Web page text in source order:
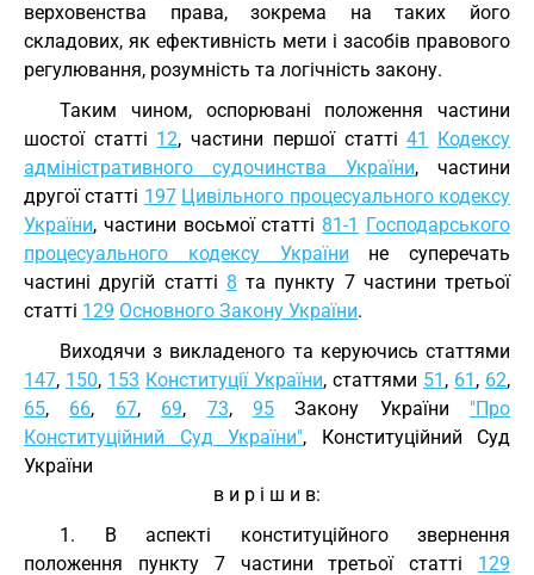
верховенства права, зокрема на таких його
складових, як ефективність мети і засобів правового
регулювання, розумність та логічність закону.
Таким чином, оспорювані положення частини
шостої статті 12, частини першої статті41
Кодексу
адміністративного судочинства України, частини
другої статті 197 Цивільного процесуального кодексу
України, частини восьмої статті 81-1 Господарського
процесуального кодексу України не суперечать
частині другій статті 8 та пункту 7 частини третьої
статті 129 Основного Закону України.
Виходячи з викладеного та керуючись статтями
147, 150, 153 Конституції України, статтями 51 , 61 , 62,
65, 66, 67, 69, 73, 95Закону України "Про
Конституційний Суд України", Конституційний Суд
України
в и р і ш и в:
1. В аспекті конституційного звернення
положення пункту 7 частини третьої статті 129